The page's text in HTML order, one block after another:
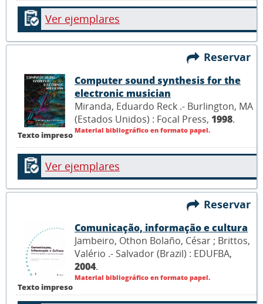
Ver ejemplares
Reservar
Texto impreso
Computer sound synthesis for the
electronic musician
Miranda, Eduardo Reck .- Burlington, MA
(Estados Unidos) : Focal Press, 1998.
Material bibliográfico en formato papel.
Ver ejemplares
Reservar
Texto impreso
Comunicação, informação e cultura
Jambeiro, Othon Bolaño, César ; Brittos,
Valério .- Salvador (Brazil) : EDUFBA,
2004.
Material bibliográfico en formato papel.